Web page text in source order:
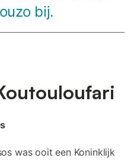
bij.
was ooit een Koninklijk